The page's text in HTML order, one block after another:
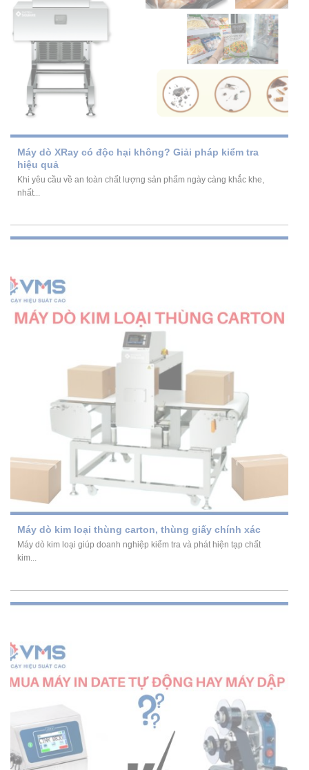
Máy dò XRay có độc hại không? Giải pháp kiểm tra
hiệu quả
Khi yêu cầu về an toàn chất lượng sản phẩm ngày càng khắc khe,
nhất...
Máy dò kim loại thùng carton, thùng giấy chính xác
Máy dò kim loại giúp doanh nghiệp kiểm tra và phát hiện tạp chất
kim...